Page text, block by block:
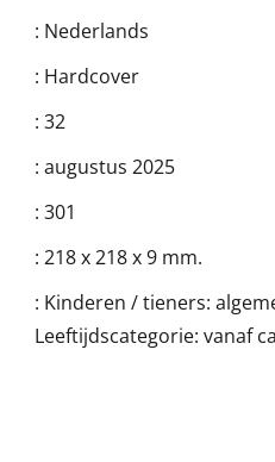
: Nederlands
: Hardcover
: 32
: augustus 2025
: 301
: 218 x 218 x 9 mm.
: Kinderen / tieners:
Leeftijdscategorie: vanaf